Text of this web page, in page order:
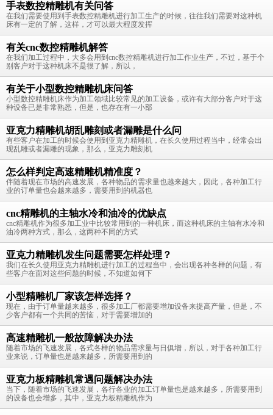
手表数控精雕机有关问答
在我们需要使用到手表数控精雕机进行加工生产的时候，往往我们需要对这种机
床有一定的了解，这样，才可以最大程度发挥
有关cnc数控精雕机解答
在我们加工过程中，大多会用到cnc数控精雕机进行加工作业生产，不过，基于个
别客户对于这种机床不是很了解，所以，
有关于小型数控精雕机床问答
小型数控精雕机床作为加工领域比较常见的加工设备，或许有大部分客户对于这
种设备已是非常熟悉，但是，也存在有一小部
亚克力精雕机胡乱雕刻或者漏雕是什么问
有些客户在加工的时候会使用到亚克力精雕机，在长久使用过程当中，经常会出
现乱雕或者漏雕的现象，那么，亚克力雕刻机
怎么样判定高速精雕机精准度？
伴随着现在市场的高速发展，各种物品的需求量也越来越大，因此，各种加工行
业的订单量也会越来越多，需要用到的机器也
cnc精雕机的主轴水冷和油冷的优缺点
cnc精雕机作为很多加工业中比较常用到的一种机床，而这种机床的主轴有水冷和
油冷两种方式，那么，这两种不同的方式
亚克力精雕机发生问题需要怎样处理？
我们在长久使用亚克力精雕机进行加工的过程当中，会出现各种各样的问题，有
些客户在面对这些问题的时候，不知道如何下
小型精雕机厂家该怎样选择？
现在，由于订单量越来越多，很多加工厂都需要增加设备来提高产量，但是，不
少客户都有一个共同的苦恼，对于需要增加的
高速精雕机一般故障解决办法
随着市场的飞速发展，各式各样的物品需求量与日俱增，所以，对于各种加工行
业来说，订单量也是越来越多，所需要用到的
亚克力板精雕机常遇问题解决办法
当下，随着市场的飞速发展，各行各业的加工订单量也是越来越多，所需要用到
的设备也会增多，其中，亚克力板精雕机作为